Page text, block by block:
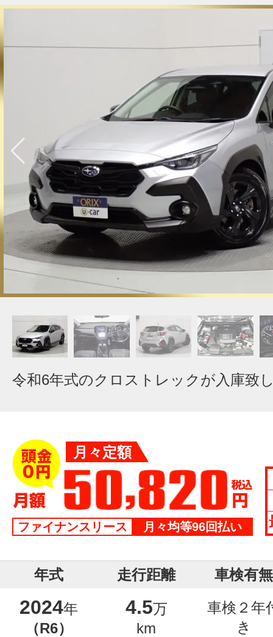
令和6年式のクロストレックが入庫致
月々定額
ファイナンスリース 月々均等96回払い
年式 走行距離 車検有無
2024年
（R6）
4.5万
km
車検２年
き